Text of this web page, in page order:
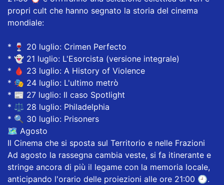
propri cult che hanno segnato la storia del cinema
mondiale:
* ​🍷 20 luglio: Crimen Perfecto
* ​👻 21 luglio: L'Esorcista (versione integrale)
* ​🩸 23 luglio: A History of Violence
* ​🎭 24 luglio: L'ultimo metrò
* ​📰 27 luglio: Il caso Spotlight
* ​⚖️ 28 luglio: Philadelphia
* ​🔍 30 luglio: Prisoners
​🗺️ Agosto
Il Cinema che si sposta sul Territorio e nelle Frazioni
​Ad agosto la rassegna cambia veste, si fa itinerante e
stringe ancora di più il legame con la memoria locale,
anticipando l'orario delle proiezioni alle ore 21:00 🕘.